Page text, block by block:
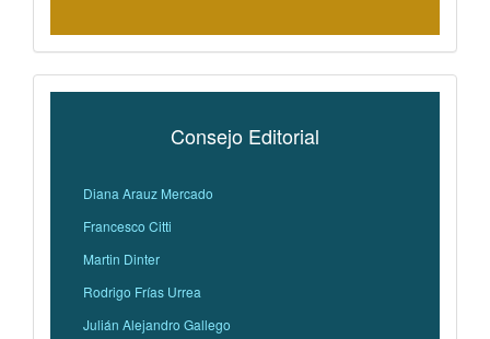
Consejo Editorial
Diana Arauz Mercado
Francesco Citti
Martin Dinter
Rodrigo Frías Urrea
Julián Alejandro Gallego